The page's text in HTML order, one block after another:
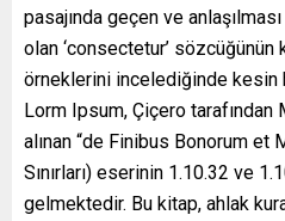
pasajında geçen ve
olan ‘consectetur’
örneklerini incelediğinde kesin
Lorm Ipsum, Çiçero tarafından
alınan “de Finibus Bonorum et
Sınırları) eserinin 1.10.32 ve
gelmektedir. Bu kitap, ahlak